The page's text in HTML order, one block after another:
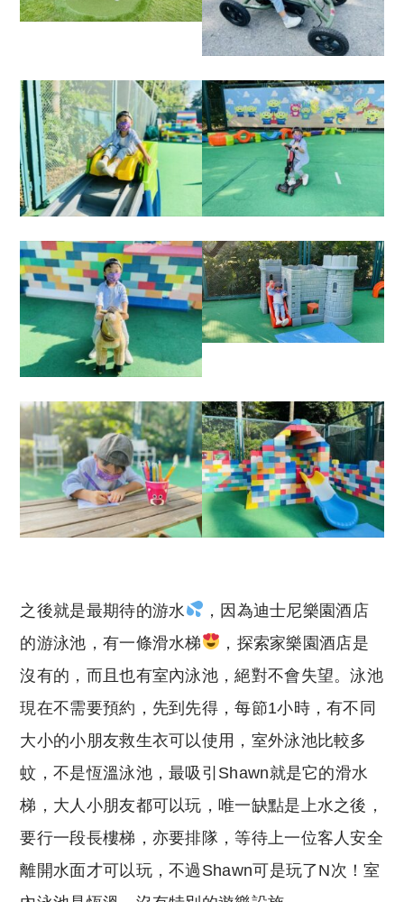
之後就是最期待的游水
，因為迪士尼樂園酒店
的游泳池，有一條滑水梯
，探索家樂園酒店是
沒有的，而且也有室內泳池，絕對不會失望。泳池
現在不需要預約，先到先得，每節1小時，有不同
大小的小朋友救生衣可以使用，室外泳池比較多
蚊，不是恆溫泳池，最吸引Shawn就是它的滑水
梯，大人小朋友都可以玩，唯一缺點是上水之後，
要行一段長樓梯，亦要排隊，等待上一位客人安全
離開水面才可以玩，不過Shawn可是玩了N次！室